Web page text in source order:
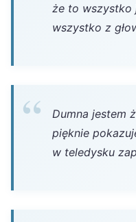
że to wszystko
wszystko z
Dumna jestem
pięknie
w teledysku